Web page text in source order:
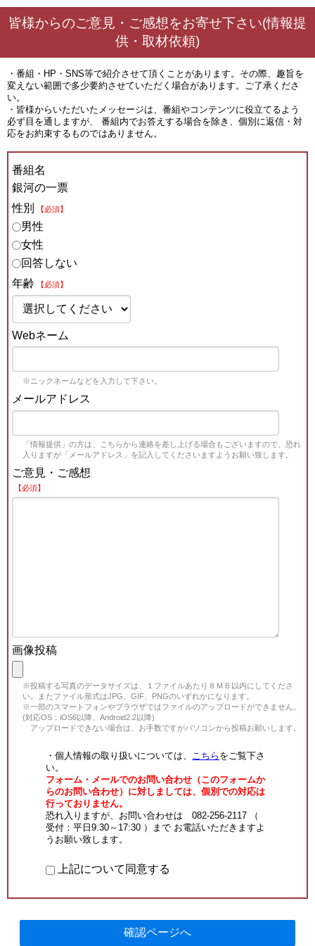
皆様からのご意見・ご感想をお寄せ下さい(情報提
供・取材依頼)
・番組・HP・SNS等で紹介させて頂くことがあります。その際、趣旨を
変えない範囲で多少要約させていただく場合があります。ご了承くださ
い。
・皆様からいただいたメッセージは、番組やコンテンツに役立てるよう
必ず目を通しますが、 番組内でお答えする場合を除き、個別に返信・対
応をお約束するものではありません。
番組名
銀河の一票
性別
【必須】
男性
女性
回答しない
年齢
【必須】
Webネーム
※ニックネームなどを入力して下さい。
メールアドレス
「情報提供」の方は、こちらから連絡を差し上げる場合もございますので、恐れ
入りますが「メールアドレス」を記入してくださいますようお願い致します。
ご意見・ご感想
【必須】
画像投稿
※投稿する写真のデータサイズは、１ファイルあたり８ＭＢ以内にしてくださ
い。またファイル形式はJPG、GIF、PNGのいずれかになります。
※一部のスマートフォンやブラウザではファイルのアップロードができません。
(対応OS：iOS6以降、Android2.2以降)
アップロードできない場合は、お手数ですがパソコンから投稿お願いします。
・個人情報の取り扱いについては、 こちら をご覧下さ
い。
フォーム・メールでのお問い合わせ（このフォームか
らのお問い合わせ）に対しましては、個別での対応は
行っておりません。
恐れ入りますが、お問い合わせは 082-256-2117 （
受付：平日9:30～17:30 ）まで お電話いただきますよ
うお願い致します。
上記について同意する
確認ページへ